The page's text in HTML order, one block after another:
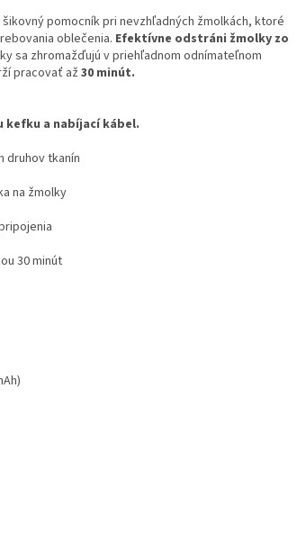
šikovný pomocník pri nevzhľadných žmolkách, ktoré
oblečenia. Efektívne odstráni žmolky zo
sa zhromažďujú v priehľadnom odnímateľnom
pracovať až30 minút.
kefku a nabíjací kábel.
druhov tkanín
na žmolky
30 minút